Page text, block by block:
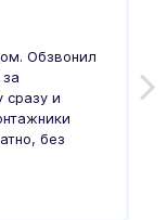
Обзвонил
сразу и
без